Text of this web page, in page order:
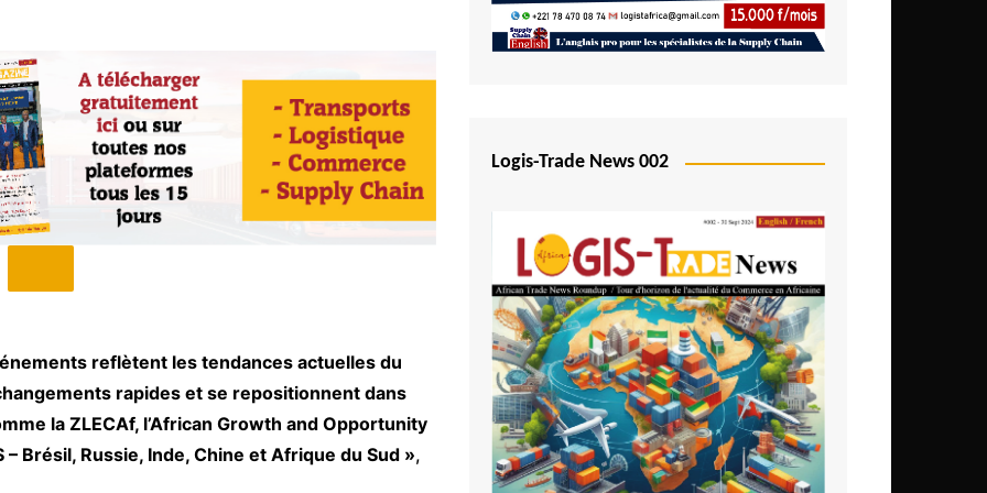
reflètent les tendances actuelles du
rapides et se repositionnent dans
la ZLECAf, l’African Growth and Opportunity
Brésil, Russie, Inde, Chine et Afrique du Sud »,
Logis-Trade News 002